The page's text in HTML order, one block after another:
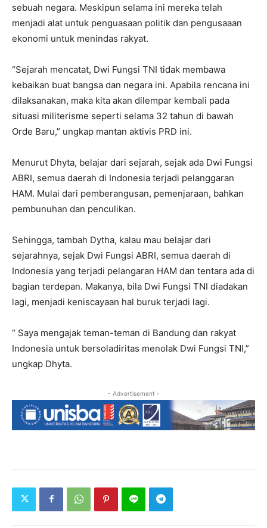
sebuah negara. Meskipun selama ini mereka telah
menjadi alat untuk penguasaan politik dan pengusaaan
ekonomi untuk menindas rakyat.
“Sejarah mencatat, Dwi Fungsi TNI tidak membawa
kebaikan buat bangsa dan negara ini. Apabila rencana ini
dilaksanakan, maka kita akan dilempar kembali pada
situasi militerisme seperti selama 32 tahun di bawah
Orde Baru,” ungkap mantan aktivis PRD ini.
Menurut Dhyta, belajar dari sejarah, sejak ada Dwi Fungsi
ABRI, semua daerah di Indonesia terjadi pelanggaran
HAM. Mulai dari pemberangusan, pemenjaraan, bahkan
pembunuhan dan penculikan.
Sehingga, tambah Dytha, kalau mau belajar dari
sejarahnya, sejak Dwi Fungsi ABRI, semua daerah di
Indonesia yang terjadi pelangaran HAM dan tentara ada di
bagian terdepan. Makanya, bila Dwi Fungsi TNI diadakan
lagi, menjadi keniscayaan hal buruk terjadi lagi.
“ Saya mengajak teman-teman di Bandung dan rakyat
Indonesia untuk bersoladiritas menolak Dwi Fungsi TNI,”
ungkap Dhyta.
- Advertisement -